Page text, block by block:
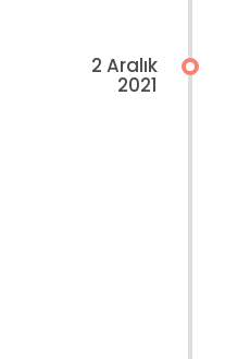
2 Aralık
2021